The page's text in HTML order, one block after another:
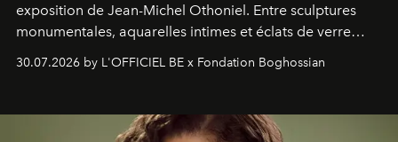
exposition de Jean-Michel Othoniel. Entre sculptures
monumentales, aquarelles intimes et éclats de verre
émotionnel où chaque œuvre devient le souvenir
émerveillement.
30.07.2026 by L'OFFICIEL BE x Fondation Boghossian